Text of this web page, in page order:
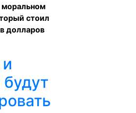
моральном
стоил
долларов